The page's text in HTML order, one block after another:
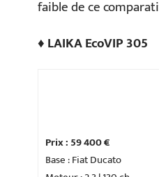
faible de ce
♦ LAIKA EcoVIP 305
Prix : 59 400 €
Base : Fiat Ducato